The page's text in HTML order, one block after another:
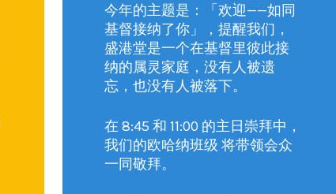
今年的主题是：「欢迎——如同
基督接纳了你」，提醒我们，
盛港堂是一个在基督里彼此接
纳的属灵家庭，没有人被遗
忘，也没有人被落下。
在 8:45 和 11:00 的主日崇拜中，
我们的欧哈纳班级 将带领会众
一同敬拜。